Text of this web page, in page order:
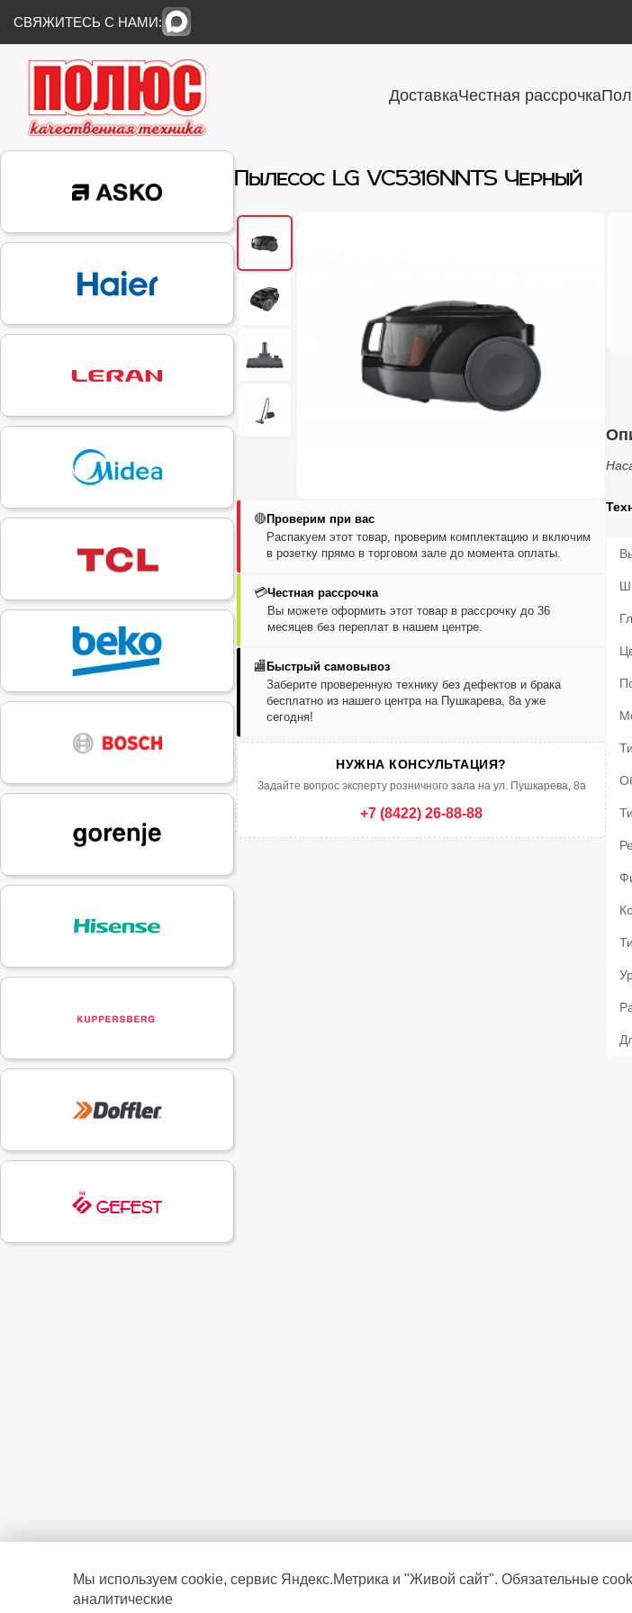
СВЯЖИТЕСЬ С НАМИ:
ДоставкаЧестная рассрочка
Пылесос LG VC5316NNTS Черный
🔴Проверим при вас
Распакуем этот товар, проверим комплектацию и включим
в розетку прямо в торговом зале до момента оплаты.
💳Честная рассрочка
Вы можете оформить этот товар в рассрочку до 36
месяцев без переплат в нашем центре.
🏬 Быстрый самовывоз
Заберите проверенную технику без дефектов и брака
бесплатно из нашего центра на Пушкарева, 8а уже
сегодня!
НУЖНА КОНСУЛЬТАЦИЯ?
Задайте вопрос эксперту розничного зала на ул. Пушкарева, 8а
+7 (8422) 26-88-88
Мы используем cookie, сервис Яндекс.Метрика и "Живой сайт". Обязательные
аналитические